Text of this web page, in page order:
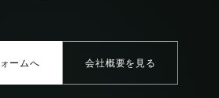
ームへ 会社概要を見る